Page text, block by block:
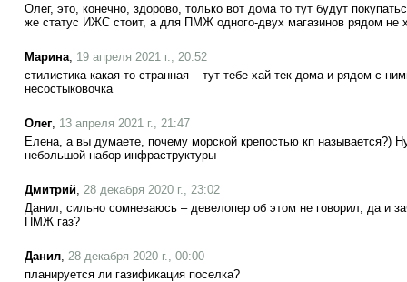
Олег, это, конечно, здорово, только вот дома то тут будут
же статус ИЖС стоит, а для ПМЖ одного-двух магазинов рядом не
Марина, 19 апреля 2021 г., 20:52
стилистика какая-то странная – тут тебе хай-тек дома и рядом с
несостыковочка
Олег, 13 апреля 2021 г., 21:47
Елена, а вы думаете, почему морской крепостью кп называется?)
небольшой набор инфраструктуры
Дмитрий, 28 декабря 2020 г., 23:02
Данил, сильно сомневаюсь – девелопер об этом не говорил, да и
ПМЖ газ?
Данил, 28 декабря 2020 г., 00:00
планируется ли газификация поселка?